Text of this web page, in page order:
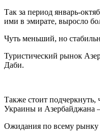
Так за период январь-
ими в эмирате, выросло
Чуть меньший, но
Туристический рынок
Даби.
Также стоит подчеркнуть,
Украины и Азербайджана
Ожидания по всему рынку